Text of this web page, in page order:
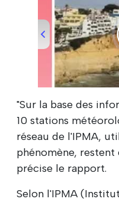
00:00/
"Sur la base des
10 stations
réseau de l'IPMA,
phénomène,
précise le rapport.
Selon l'IPMA